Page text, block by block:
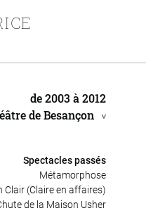
de 2003 à 2012
de Besançon
>
Spectacles passés
Métamorphose
Clair (Claire en affaires)
de la Maison Usher